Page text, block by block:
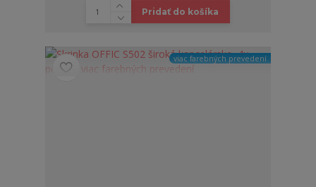
Pridať do košíka
viac farebných prevedení